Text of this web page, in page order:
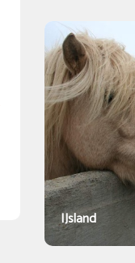
IJsland